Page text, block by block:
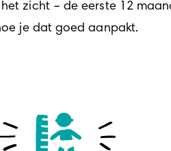
zicht – de eerste 12
je dat goed aanpakt.